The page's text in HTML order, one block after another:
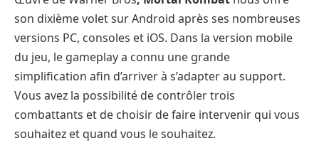
son dixième volet sur Android après ses nombreuses
versions PC, consoles et iOS. Dans la version mobile
du jeu, le gameplay a connu une grande
simplification afin d’arriver à s’adapter au support.
Vous avez la possibilité de contrôler trois
combattants et de choisir de faire intervenir qui vous
souhaitez et quand vous le souhaitez.